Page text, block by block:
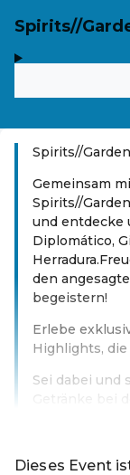
Spirits//
Spirits//
Gemeinsam
Spirits//
und entdecke
Diplomático,
den
begeistern!
Erlebe
Highlights,
Sei dabei und
Getränke bei
Dieses Event